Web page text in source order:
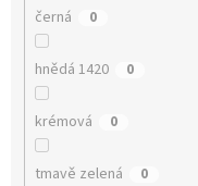
černá 0
hnědá 1420 0
krémová 0
tmavě zelená 0